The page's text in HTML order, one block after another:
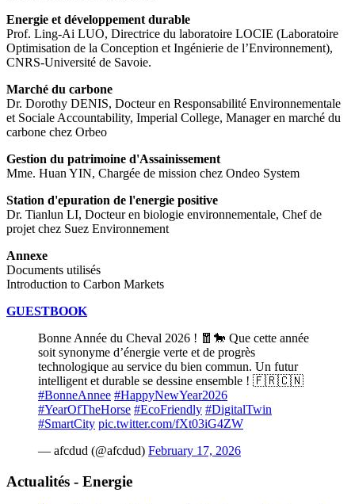
Energie et développement durable
Prof. Ling-Ai LUO, Directrice du laboratoire LOCIE (Laboratoire
Optimisation de la Conception et Ingénierie de l’Environnement),
CNRS-Université de Savoie.
Marché du carbone
Dr. Dorothy DENIS, Docteur en Responsabilité Environnementale
et Sociale Accountability, Imperial College, Manager en marché du
carbone chez Orbeo
Gestion du patrimoine d'Assainissement
Mme. Huan YIN, Chargée de mission chez Ondeo System
Station d'epuration de l'energie positive
Dr. Tianlun LI, Docteur en biologie environnementale, Chef de
projet chez Suez Environnement
Annexe
Documents utilisés
Introduction to Carbon Markets
GUESTBOOK
Bonne Année du Cheval 2026 ! 🧧🐎 Que cette année
soit synonyme d’énergie verte et de progrès
technologique au service du bien commun. Un futur
intelligent et durable se dessine ensemble ! 🇫🇷🇨🇳
#BonneAnnee #HappyNewYear2026
#YearOfTheHorse #EcoFriendly #DigitalTwin
#SmartCity pic.twitter.com/fXt03iG4ZW
— afcdud (@afcdud) February 17, 2026
Actualités - Energie